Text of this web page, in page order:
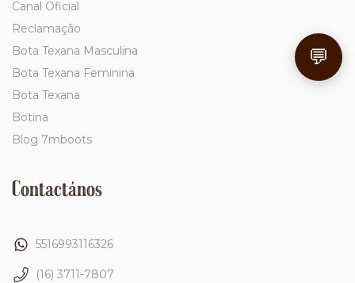
Canal Oficial
Reclamação
Bota Texana Masculina
Bota Texana Feminina
Bota Texana
Botina
Blog 7mboots
Contactános
5516993116326
(16) 3711-7807
💬